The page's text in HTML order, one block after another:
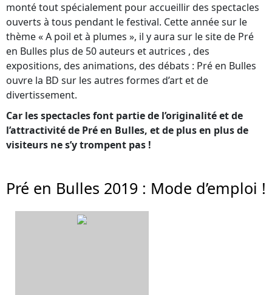
monté tout spécialement pour accueillir des spectacles
ouverts à tous pendant le festival. Cette année sur le
thème « A poil et à plumes », il y aura sur le site de Pré
en Bulles plus de 50 auteurs et autrices , des
expositions, des animations, des débats : Pré en Bulles
ouvre la BD sur les autres formes d’art et de
divertissement.
Car les spectacles font partie de l’originalité et de
l’attractivité de Pré en Bulles, et de plus en plus de
visiteurs ne s’y trompent pas !
Pré en Bulles 2019 : Mode d’emploi !